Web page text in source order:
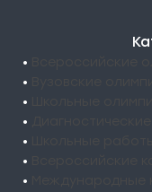
•
•
•
•
•
•
•